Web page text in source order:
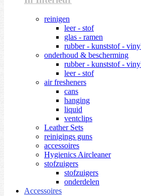
reinigen
leer - stof
glas - ramen
rubber - kunststof -
onderhoud & bescherming
rubber - kunststof -
leer - stof
air fresheners
cans
hanging
liquid
ventclips
Leather Sets
reinigings guns
accessoires
Hygienics Aircleaner
stofzuigers
stofzuigers
onderdelen
Accessoires